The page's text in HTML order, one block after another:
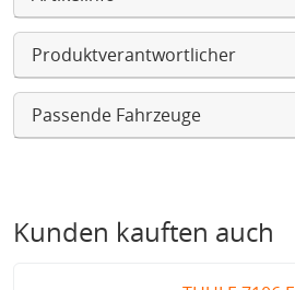
Produktverantwortlicher
Passende Fahrzeuge
Kunden kauften auch